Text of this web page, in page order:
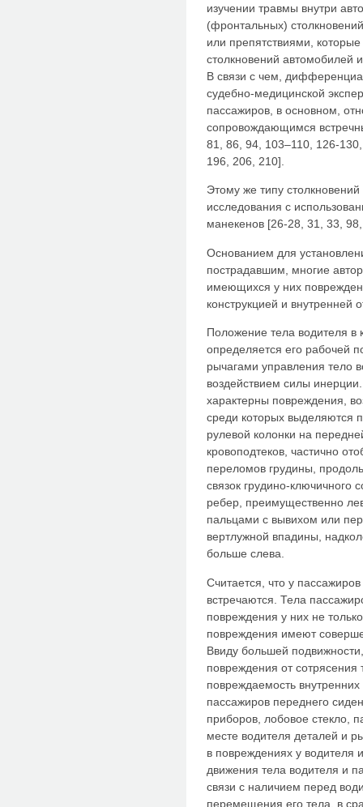
изучении травмы внутри
(фронтальных)
или препятствиями,
столкновений автомобилей
В связи с чем,
судебно-медицинской
пассажиров, в основном,
сопровождающимся
81, 86, 94, 103–110, 126-
196, 206, 210].
Этому же типу
исследования с
манекенов [26-28, 31, 33,
Основанием для
пострадавшим, многие
имеющихся у них
конструкцией и
Положение тела водителя в
определяется его рабочей
рычагами управления тело
воздействием силы
характерны повреждения,
среди которых выделяются
рулевой колонки на
кровоподтеков, частично
переломов грудины,
связок грудино-
ребер, преимущественно
пальцами с вывихом или
вертлужной впадины,
больше слева.
Считается, что у
встречаются. Тела
повреждения у них не
повреждения имеют
Ввиду большей
повреждения от
повреждаемость
пассажиров переднего
приборов, лобовое стекло,
месте водителя деталей и
в повреждениях у водителя
движения тела водителя и
связи с наличием перед
перемещения его тела, в